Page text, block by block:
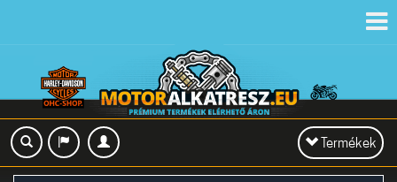
Toggle
navigation
Termékek